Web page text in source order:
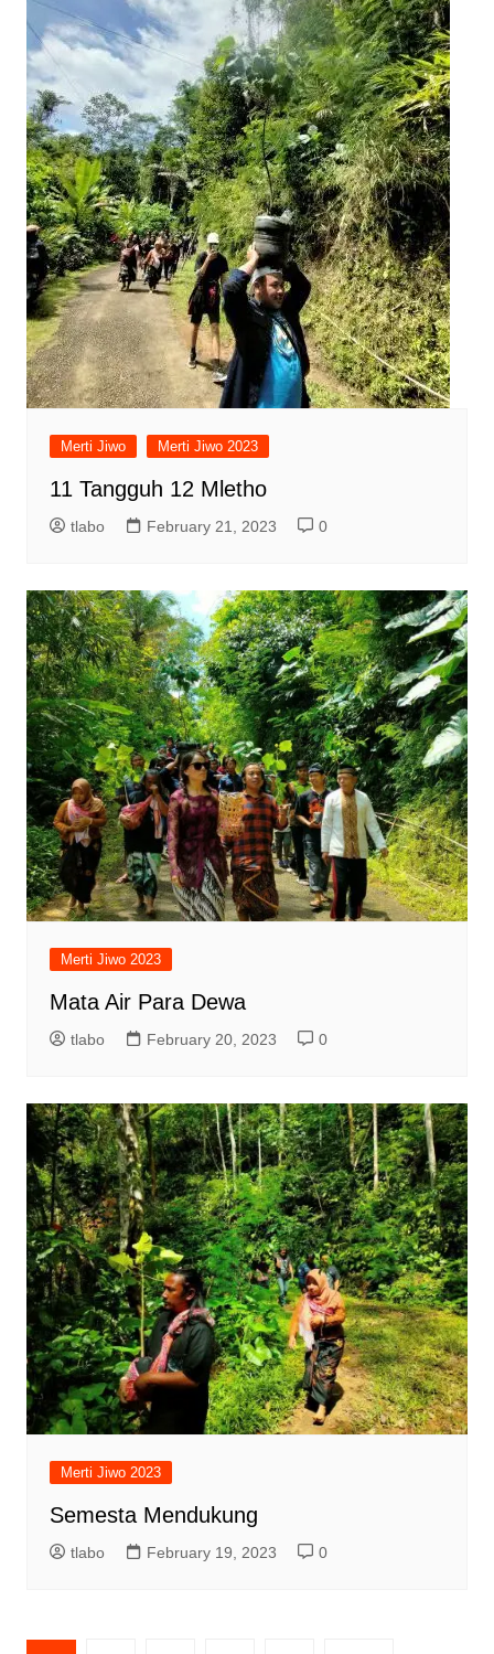
Merti Jiwo Merti Jiwo 2023
11 Tangguh 12 Mletho
tlabo February 21, 2023 0
Merti Jiwo 2023
Mata Air Para Dewa
tlabo February 20, 2023 0
Merti Jiwo 2023
Semesta Mendukung
tlabo February 19, 2023 0